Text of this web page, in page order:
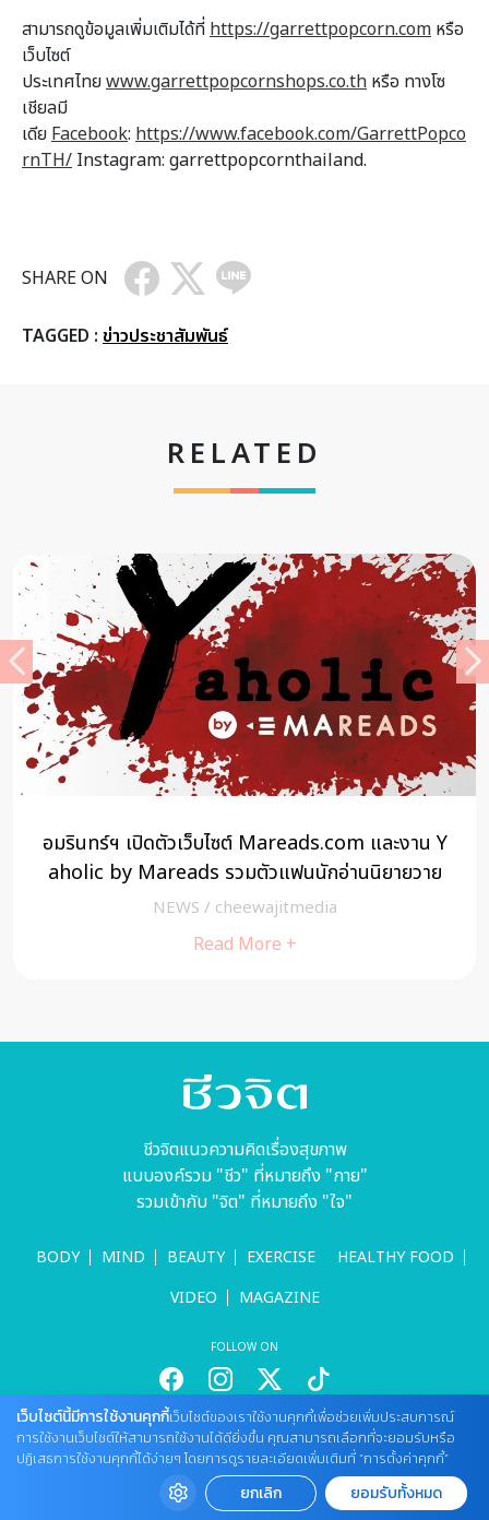
สามารถดูข้อมูลเพิ่มเติมได้ที่ https://garrettpopcorn.com หรือ
เว็บไซต์
ประเทศไทยwww.garrettpopcornshops.co.th หรือ ทางโซ
เชียลมี
เดีย Facebook: https://www.facebook.com/GarrettPopco
rnTH/ Instagram: garrettpopcornthailand.
SHARE ON
TAGGED : ข่าวประชาสัมพันธ์
RELATED
ท็อปส์ และ เซ็นทรัล ฟู้ด ฮอลล์ เปลี่ยนเวลาเปิดให้บริการ
ใหม่ตั้งแต่ 3 เมษายน 2563
NEWS/A Cuisine
Read More +
ชีวจิตแนวความคิดเรื่องสุขภาพ
แบบองค์รวม "ชีว" ที่หมายถึง "กาย"
รวมเข้ากับ "จิต" ที่หมายถึง "ใจ"
BODY MIND BEAUTY EXERCISE
HEALTHY FOOD
VIDEO
MAGAZINE
FOLLOW ON
สนใจลงโฆษณากับเว็บไซต์
Tel : 085 661 4629 / (จันทร์ - ศุกร์ เวลา 09.00 - 18.00 น)
cheewajitmedia@gmail.com
ติดต่อแจ้งปัญหาหรือร้องเรียน
เว็บไซต์นี้มีการใช้งานคุกกี้เว็บไซต์ของเราใช้งานคุกกี้เพื่อช่วยเพิ่มประสบการณ์
การใช้งานเว็บไซต์ให้สามารถใช้งานได้ดียิ่งขึ้น คุณสามารถเลือกที่จะยอมรับหรือ
ปฏิเสธการใช้งานคุกกี้ได้ง่ายๆ โดยการดูรายละเอียดเพิ่มเติมที่ “การตั้งค่าคุกกี้”
ยกเลิก ยอมรับทั้งหมด